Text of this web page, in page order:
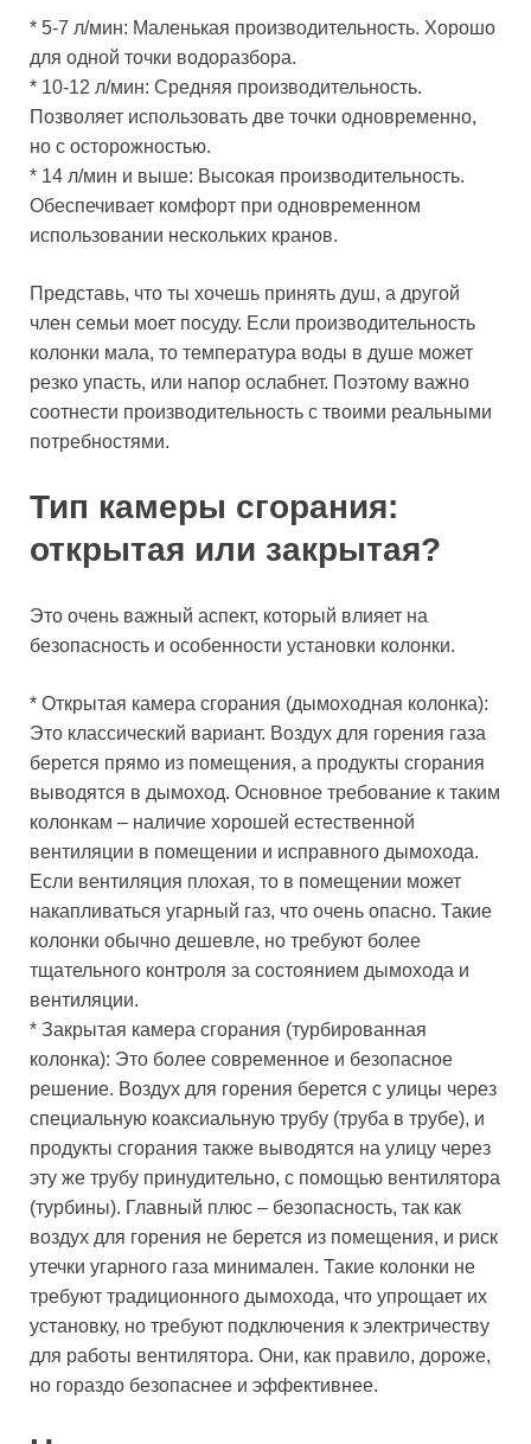
* 5-7 л/мин: Маленькая производительность. Хорошо
для одной точки водоразбора.
* 10-12 л/мин: Средняя производительность.
Позволяет использовать две точки одновременно,
но с осторожностью.
* 14 л/мин и выше: Высокая производительность.
Обеспечивает комфорт при одновременном
использовании нескольких кранов.
Представь, что ты хочешь принять душ, а другой
член семьи моет посуду. Если производительность
колонки мала, то температура воды в душе может
резко упасть, или напор ослабнет. Поэтому важно
соотнести производительность с твоими реальными
потребностями.
Тип камеры сгорания:
открытая или закрытая?
Это очень важный аспект, который влияет на
безопасность и особенности установки колонки.
* Открытая камера сгорания (дымоходная колонка):
Это классический вариант. Воздух для горения газа
берется прямо из помещения, а продукты сгорания
выводятся в дымоход. Основное требование к таким
колонкам – наличие хорошей естественной
вентиляции в помещении и исправного дымохода.
Если вентиляция плохая, то в помещении может
накапливаться угарный газ, что очень опасно. Такие
колонки обычно дешевле, но требуют более
тщательного контроля за состоянием дымохода и
вентиляции.
* Закрытая камера сгорания (турбированная
колонка): Это более современное и безопасное
решение. Воздух для горения берется с улицы через
специальную коаксиальную трубу (труба в трубе), и
продукты сгорания также выводятся на улицу через
эту же трубу принудительно, с помощью вентилятора
(турбины). Главный плюс – безопасность, так как
воздух для горения не берется из помещения, и риск
утечки угарного газа минимален. Такие колонки не
требуют традиционного дымохода, что упрощает их
установку, но требуют подключения к электричеству
для работы вентилятора. Они, как правило, дороже,
но гораздо безопаснее и эффективнее.